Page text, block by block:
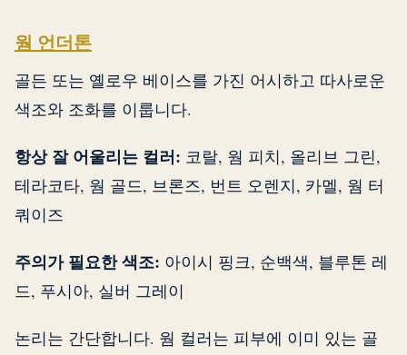
웜 언더톤
골든 또는 옐로우 베이스를 가진 어시하고 따사로운
색조와 조화를 이룹니다.
항상 잘 어울리는 컬러: 코랄, 웜 피치, 올리브 그린,
테라코타, 웜 골드, 브론즈, 번트 오렌지, 카멜, 웜 터
쿼이즈
주의가 필요한 색조: 아이시 핑크, 순백색, 블루톤 레
드, 푸시아, 실버 그레이
논리는 간단합니다. 웜 컬러는 피부에 이미 있는 골